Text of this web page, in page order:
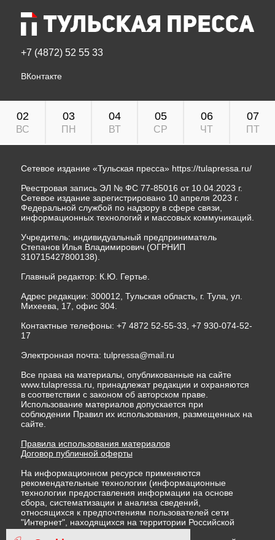
+7 (4872) 52 55 33
ВКонтакте
02
ВС
03
ПН
04
ВТ
05
СР
06
ЧТ
07
ПТ
Сетевое издание «Тульская пресса» https://tulapressa.ru/
Реестровая запись ЭЛ № ФС 77-85016 от 10.04.2023 г.
Сетевое издание зарегистрировано 10 апреля 2023 г.
Федеральной службой по надзору в сфере связи,
информационных технологий и массовых коммуникаций.
Учредитель: индивидуальный предприниматель
Степанов Илья Владимирович (ОГРНИП
310715427800138).
Главный редактор: К.Ю. Гертье.
Адрес редакции: 300012, Тульская область, г. Тула, ул.
Михеева, 17, офис 304.
Контактные телефоны: +7 4872 52-55-33, +7 930-074-52-
17
Электронная почта: tulpressa@mail.ru
Все права на материалы, опубликованные на сайте
www.tulapressa.ru, принадлежат редакции и охраняются
в соответствии с законом об авторском праве.
Использование материалов допускается при
соблюдении Правил их использования, размещенных на
сайте.
Правила использования материалов
Договор публичной оферты
На информационном ресурсе применяются
рекомендательные технологии (информационные
технологии предоставления информации на основе
сбора, систематизации и анализа сведений,
относящихся к предпочтениям пользователей сети
"Интернет", находящихся на территории Российской
Федерации)